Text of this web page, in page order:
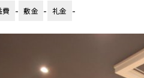
費 - 敷金 - 礼金 -